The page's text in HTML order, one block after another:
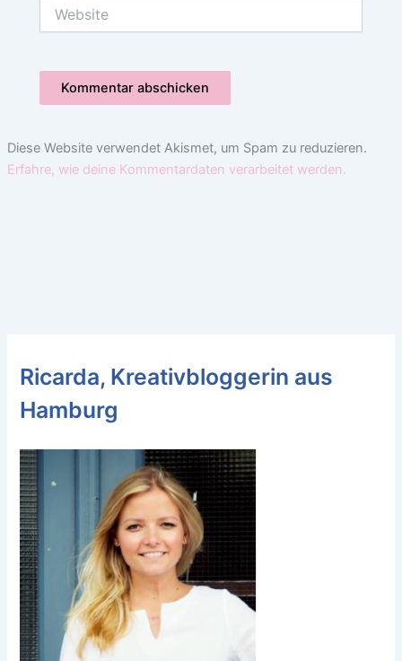
Diese Website verwendet Akismet, um Spam zu reduzieren.
Erfahre, wie deine Kommentardaten verarbeitet werden.
Ricarda, Kreativbloggerin aus
Hamburg